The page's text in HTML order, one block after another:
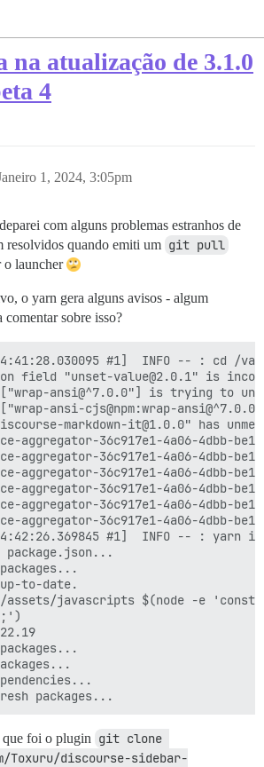
atualização de 3.1.0
4
1, 2024, 3:05pm
com alguns problemas estranhos de
resolvidos quando emiti um git pull
o launcher
o yarn gera alguns avisos - algum
sobre isso?
#1]  INFO -- : cd /
field "unset-value@2.0.1" is
ansi@^7.0.0"] is trying to
ansi-cjs@npm:wrap-
markdown-it@1.0.0" has
aggregator-36c917e1-4a06-4dbb-
aggregator-36c917e1-4a06-4dbb-
aggregator-36c917e1-4a06-4dbb-
aggregator-36c917e1-4a06-4dbb-
aggregator-36c917e1-4a06-4dbb-
aggregator-36c917e1-4a06-4dbb-
#1]  INFO -- : yarn
packages...
to-date.
assets/javascripts $(node -e
foi o plugin git clone
discourse-sidebar-